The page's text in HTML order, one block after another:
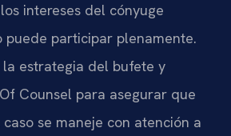
intereses del cónyuge
puede participar plenamente.
la estrategia del bufete y
Counsel para asegurar que
se maneje con atención a